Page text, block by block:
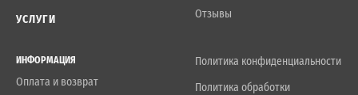
УСЛУГИ
Отзывы
ИНФОРМАЦИЯ
Оплата и возврат
Политика конфиденциальности
Политика обработки